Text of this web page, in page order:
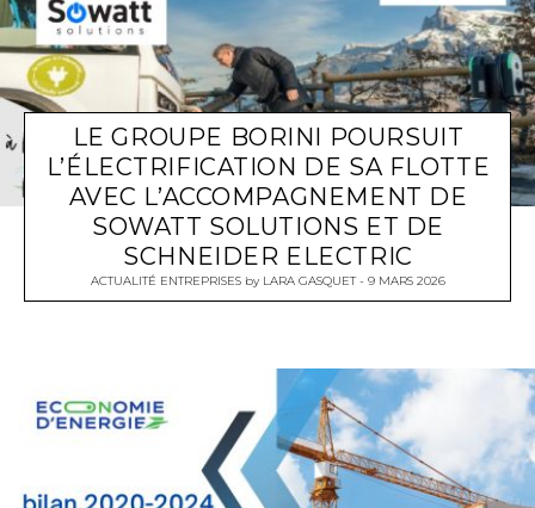
LE GROUPE BORINI POURSUIT
L’ÉLECTRIFICATION DE SA FLOTTE
AVEC L’ACCOMPAGNEMENT DE
SOWATT SOLUTIONS ET DE
SCHNEIDER ELECTRIC
ACTUALITÉ ENTREPRISES by LARA GASQUET 9 MARS 2026